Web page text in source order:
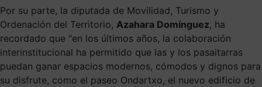
Por su parte, la diputada de Movilidad, Turismo y
Ordenación del Territorio, Azahara Domínguez, ha
recordado que “en los últimos años, la colaboración
interinstitucional ha permitido que las y los pasaitarras
puedan ganar espacios modernos, cómodos y dignos para
su disfrute, como el paseo Ondartxo, el nuevo edificio de